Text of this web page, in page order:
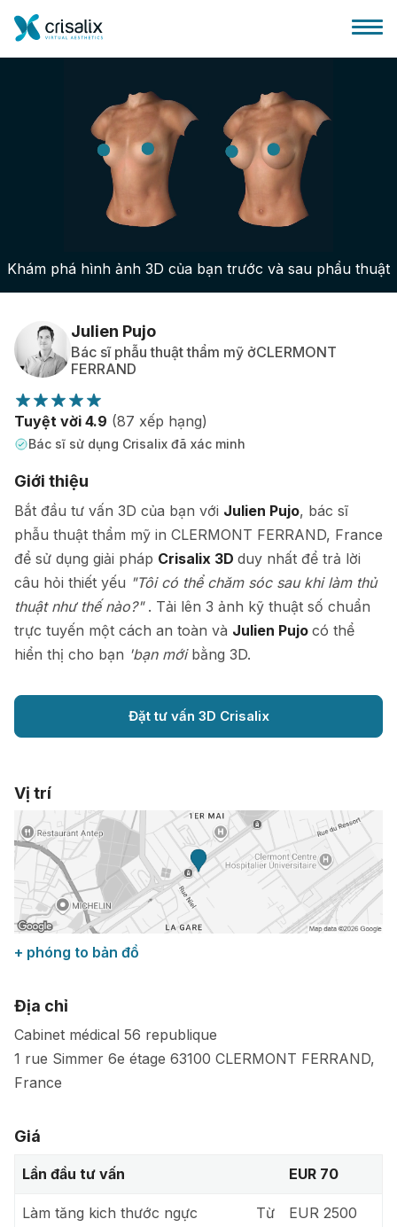
Bác sĩ phẫu thuật
Nền tảng kinh doanh 3D
Gói
Đánh giá của bệnh nhân
Khám phá hình ảnh 3D của bạn trước và sau phẩu thuật
Julien Pujo
Bác sĩ phẫu thuật thẩm mỹ ởCLERMONT
FERRAND
Tuyệt vời 4.9 (87 xếp hạng)
Bác sĩ sử dụng Crisalix đã xác minh
Giới thiệu
Bắt đầu tư vấn 3D của bạn với Julien Pujo, bác sĩ
phẫu thuật thẩm mỹ in CLERMONT FERRAND, France
để sử dụng giải pháp Crisalix 3D duy nhất để trả lời
câu hỏi thiết yếu "Tôi có thể chăm sóc sau khi làm thủ
thuật như thế nào?" . Tải lên 3 ảnh kỹ thuật số chuẩn
trực tuyến một cách an toàn và Julien Pujo có thể
hiển thị cho bạn 'bạn mới bằng 3D.
Đặt tư vấn 3D Crisalix
Vị trí
+ phóng to bản đồ
Địa chỉ
Cabinet médical 56 republique
1 rue Simmer 6e étage 63100 CLERMONT FERRAND,
France
Giá
Lần đầu tư vấn EUR 70
Làm tăng kich thước ngực Từ EUR 2500